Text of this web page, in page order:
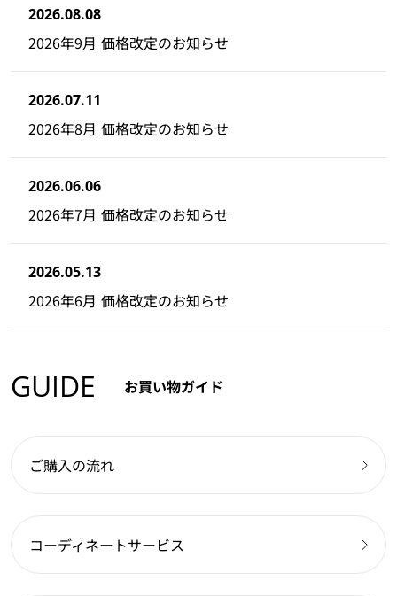
2026.08.08
2026年9月 価格改定のお知らせ
2026.07.11
2026年8月 価格改定のお知らせ
2026.06.06
2026年7月 価格改定のお知らせ
2026.05.13
2026年6月 価格改定のお知らせ
GUIDE お買い物ガイド
ご購入の流れ
コーディネートサービス